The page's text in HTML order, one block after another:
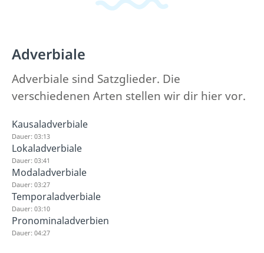
Adverbiale
Adverbiale sind Satzglieder. Die
verschiedenen Arten stellen wir dir hier vor.
Kausaladverbiale
Dauer: 03:13
Lokaladverbiale
Dauer: 03:41
Modaladverbiale
Dauer: 03:27
Temporaladverbiale
Dauer: 03:10
Pronominaladverbien
Dauer: 04:27